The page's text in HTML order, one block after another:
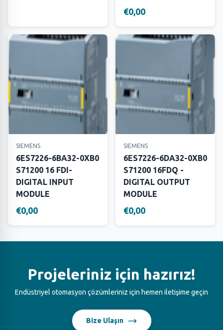
€0,00
SIEMENS
6ES7226-6BA32-0XB0
S71200 16 FDI-
DIGITAL INPUT
MODULE
€0,00
SIEMENS
6ES7226-6DA32-0XB0
S71200 16FDQ -
DIGITAL OUTPUT
MODULE
€0,00
Projeleriniz için hazırız!
Endüstriyel otomasyon çözümleriniz için hemen iletişime geçin
Bize Ulaşın